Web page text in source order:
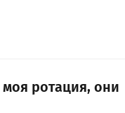
ротация, они